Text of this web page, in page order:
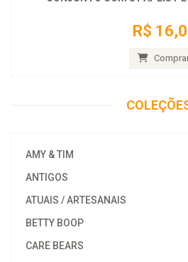
R$
AMY & TIM
ANTIGOS
ATUAIS / ARTESANAIS
BETTY BOOP
CARE BEARS